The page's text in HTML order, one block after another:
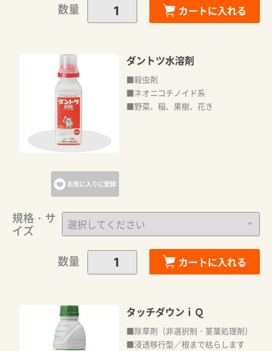
数量
カートに入れる
お気に入りに登録
ダントツ水溶剤
■殺虫剤
■ネオニコチノイド系
■野菜、稲、果樹、花き
規格・サ
イズ
数量
カートに入れる
タッチダウンｉＱ
■除草剤（非選択制・茎葉処理剤）
■浸透移行型／根まで枯らします